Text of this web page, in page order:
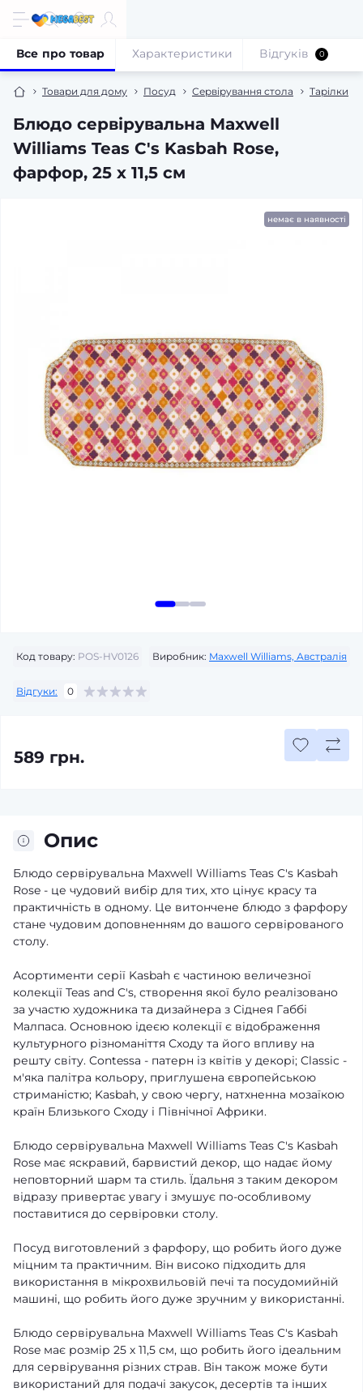
Товари для дому Посуд Сервірування стола Тарілки
Блюдо сервірувальна Maxwell
Williams Teas C's Kasbah Rose,
фарфор, 25 х 11,5 см
Все про товар Характеристики Відгуків 0
немає в наявності
Код товару: POS-HV0126 Виробник: Maxwell Williams, Австралія
Відгуки: 0
589 грн.
Опис
Блюдо сервірувальна Maxwell Williams Teas C's Kasbah
Rose - це чудовий вибір для тих, хто цінує красу та
практичність в одному. Це витончене блюдо з фарфору
стане чудовим доповненням до вашого сервірованого
столу.
Асортименти серії Kasbah є частиною величезної
колекції Teas and C's, створення якої було реалізовано
за участю художника та дизайнера з Сіднея Габбі
Малпаса. Основною ідеєю колекції є відображення
культурного різноманіття Сходу та його впливу на
решту світу. Contessa - патерн із квітів у декорі; Classic -
м'яка палітра кольору, приглушена європейською
стриманістю; Kasbah, у свою чергу, натхненна мозаїкою
країн Близького Сходу і Північної Африки.
Блюдо сервірувальна Maxwell Williams Teas C's Kasbah
Rose має яскравий, барвистий декор, що надає йому
неповторний шарм та стиль. Їдальня з таким декором
відразу привертає увагу і змушує по-особливому
поставитися до сервіровки столу.
Посуд виготовлений з фарфору, що робить його дуже
міцним та практичним. Він високо підходить для
використання в мікрохвильовій печі та посудомийній
машині, що робить його дуже зручним у використанні.
Блюдо сервірувальна Maxwell Williams Teas C's Kasbah
Rose має розмір 25 х 11,5 см, що робить його ідеальним
для сервірування різних страв. Він також може бути
використаний для подачі закусок, десертів та інших